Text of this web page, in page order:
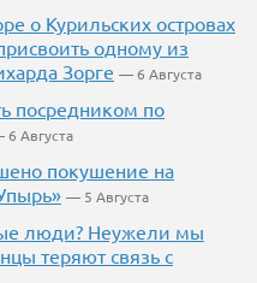
о Курильских островах
одному из
Зорге — 6 Августа
посредником по
Августа
покушение на
— 5 Августа
люди? Неужели мы
теряют связь с